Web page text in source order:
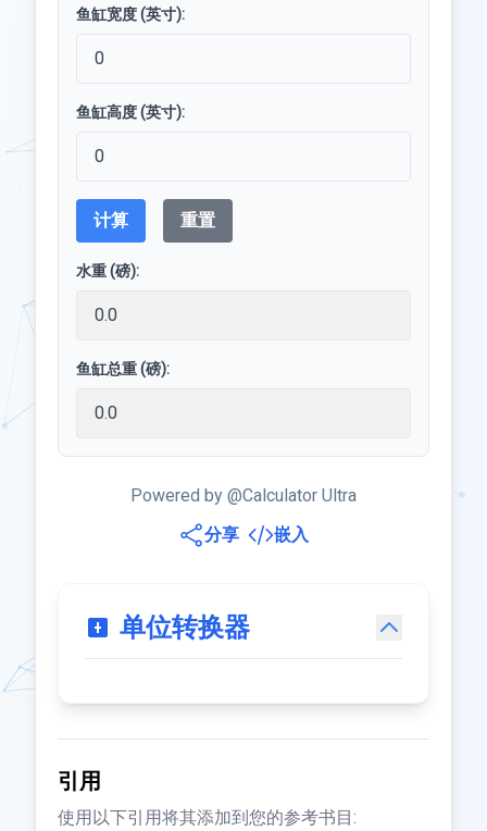
鱼缸宽度 (英寸):
鱼缸高度 (英寸):
计算 重置
水重 (磅):
鱼缸总重 (磅):
Powered by @Calculator Ultra
分享
嵌入
单位转换器
引用
使用以下引用将其添加到您的参考书目: